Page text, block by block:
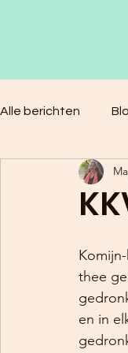
Alle berichten
thee
en in